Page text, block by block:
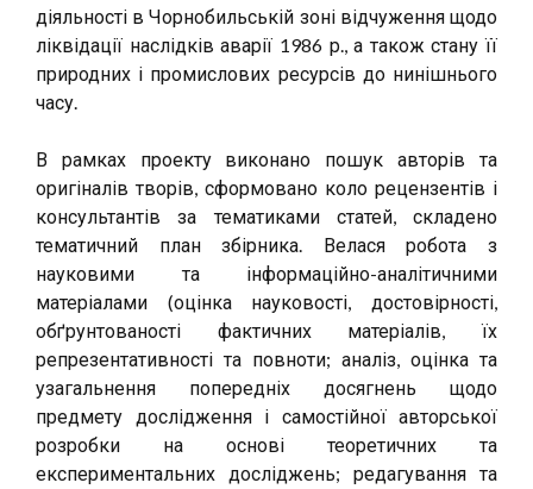
діяльності в Чорнобильській зоні відчуження щодо
ліквідації наслідків аварії 1986 р., а також стану її
природних і промислових ресурсів до нинішнього
часу.
В рамках проекту виконано пошук авторів та
оригіналів творів, сформовано коло рецензентів і
консультантів за тематиками статей, складено
тематичний план збірника. Велася робота з
науковими та інформаційно-аналітичними
матеріалами (оцінка науковості, достовірності,
обґрунтованості фактичних матеріалів, їх
репрезентативності та повноти; аналіз, оцінка та
узагальнення попередніх досягнень щодо
предмету дослідження і самостійної авторської
розробки на основі теоретичних та
експериментальних досліджень; редагування та